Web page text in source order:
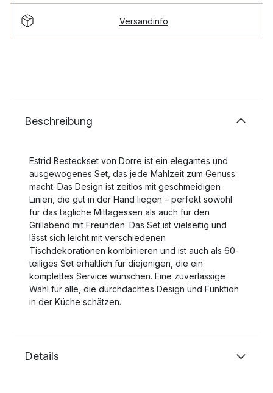
Versandinfo
Beschreibung
Estrid Besteckset von Dorre ist ein elegantes und
ausgewogenes Set, das jede Mahlzeit zum Genuss
macht. Das Design ist zeitlos mit geschmeidigen
Linien, die gut in der Hand liegen – perfekt sowohl
für das tägliche Mittagessen als auch für den
Grillabend mit Freunden. Das Set ist vielseitig und
lässt sich leicht mit verschiedenen
Tischdekorationen kombinieren und ist auch als 60-
teiliges Set erhältlich für diejenigen, die ein
komplettes Service wünschen. Eine zuverlässige
Wahl für alle, die durchdachtes Design und Funktion
in der Küche schätzen.
Details